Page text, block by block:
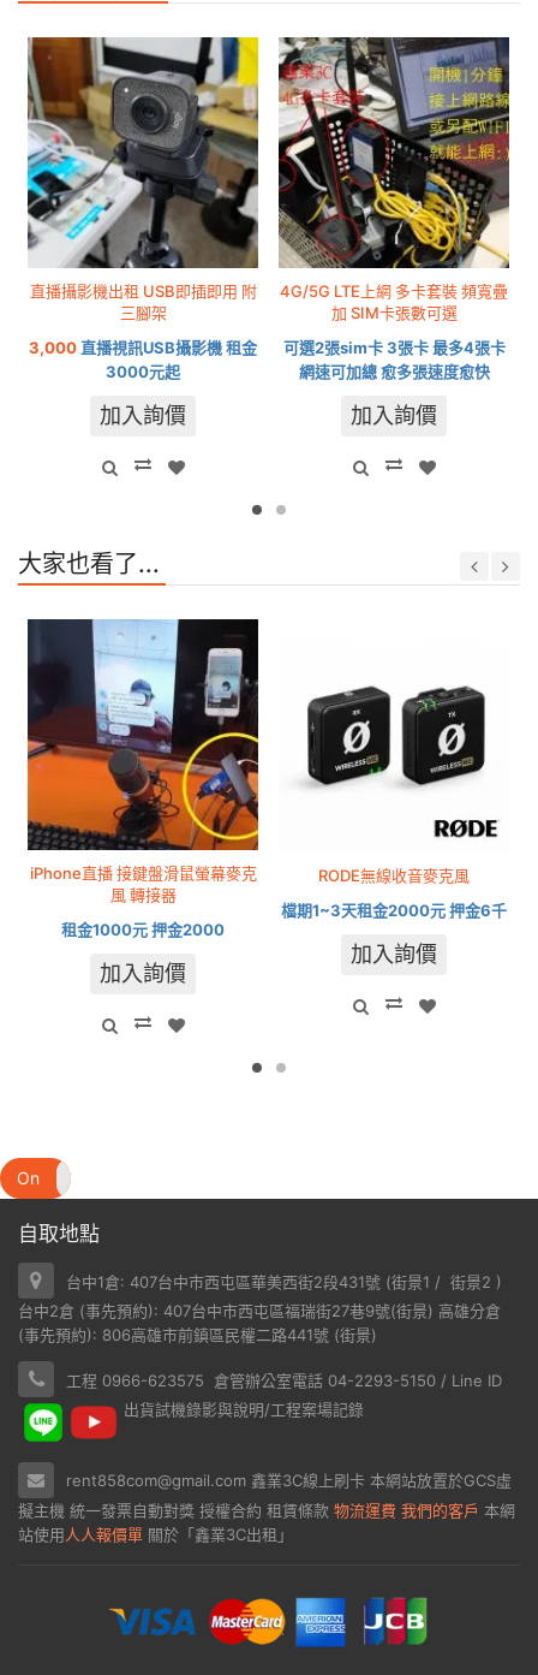
直播攝影機出租 USB即插即用 附
三腳架
3,000直播視訊USB攝影機 租金
3000元起
加入詢價
4G/5G LTE上網 多卡套裝 頻寬疊
加 SIM卡張數可選
可選2張sim卡 3張卡 最多4張卡
網速可加總 愈多張速度愈快
加入詢價
大家也看了...
iPhone直播 接鍵盤滑鼠螢幕麥克
風 轉接器
租金1000元 押金2000
加入詢價
RODE無線收音麥克風
檔期1~3天租金2000元 押金6千
加入詢價
On
自取地點
台中1倉: 407台中市西屯區華美西街2段431號 (街景1 / 街景2 )
台中2倉 (事先預約): 407台中市西屯區福瑞街27巷9號(街景) 高雄分倉
(事先預約): 806高雄市前鎮區民權二路441號 (街景)
工程 0966-623575 倉管辦公室電話 04-2293-5150 / Line ID
出貨試機錄影與說明/工程案場記錄
rent858com@gmail.com 鑫業3C線上刷卡 本網站放置於GCS虛
擬主機 統一發票自動對獎 授權合約 租賃條款 物流運費 我們的客戶 本網
站使用人人報價單 關於「鑫業3C出租」